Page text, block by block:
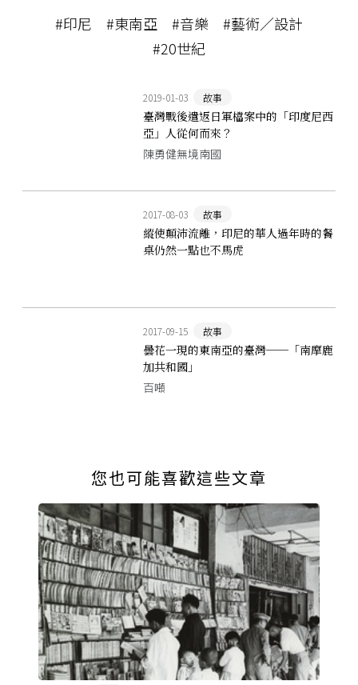
#印尼 #東南亞 #音樂
#藝術／設計
#20世紀
2019-01-03 故事
臺灣戰後遣返日軍檔案中的「印度尼西
亞」人從何而來？
陳勇健無境南國
2017-08-03 故事
縱使顛沛流離，印尼的華人過年時的餐
桌仍然一點也不馬虎
2017-09-15 故事
曇花一現的東南亞的臺灣──「南摩鹿
加共和國」
百噸
您也可能喜歡這些文章